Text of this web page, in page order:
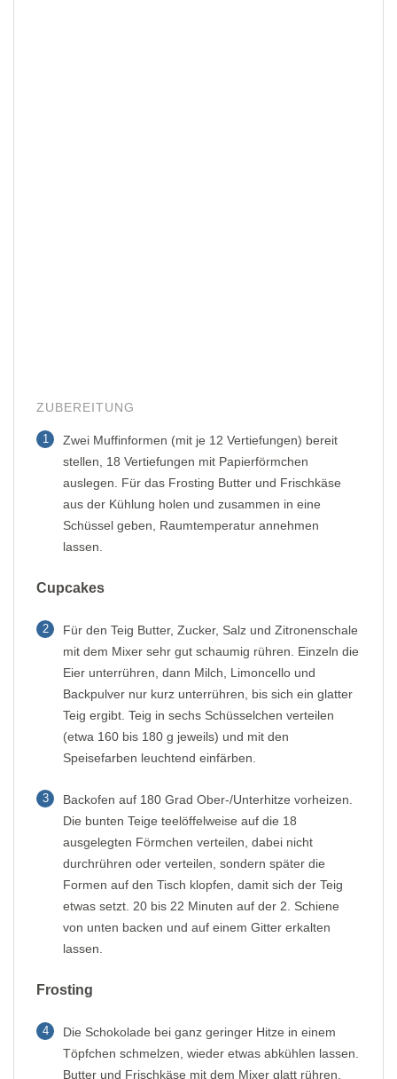
ZUBEREITUNG
1
Zwei Muffinformen (mit je 12 Vertiefungen) bereit
stellen, 18 Vertiefungen mit Papierförmchen
auslegen. Für das Frosting Butter und Frischkäse
aus der Kühlung holen und zusammen in eine
Schüssel geben, Raumtemperatur annehmen
lassen.
Cupcakes
2
Für den Teig Butter, Zucker, Salz und Zitronenschale
mit dem Mixer sehr gut schaumig rühren. Einzeln die
Eier unterrühren, dann Milch, Limoncello und
Backpulver nur kurz unterrühren, bis sich ein glatter
Teig ergibt. Teig in sechs Schüsselchen verteilen
(etwa 160 bis 180 g jeweils) und mit den
Speisefarben leuchtend einfärben.
3
Backofen auf 180 Grad Ober-/Unterhitze vorheizen.
Die bunten Teige teelöffelweise auf die 18
ausgelegten Förmchen verteilen, dabei nicht
durchrühren oder verteilen, sondern später die
Formen auf den Tisch klopfen, damit sich der Teig
etwas setzt. 20 bis 22 Minuten auf der 2. Schiene
von unten backen und auf einem Gitter erkalten
lassen.
Frosting
4
Die Schokolade bei ganz geringer Hitze in einem
Töpfchen schmelzen, wieder etwas abkühlen lassen.
Butter und Frischkäse mit dem Mixer glatt rühren,